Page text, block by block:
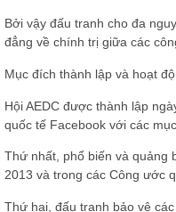
Bởi vậy đấu tranh cho đa
đẳng về chính trị giữa các
Mục đích thành lập và hoạt
Hội AEDC được thành lập
quốc tế Facebook với các
Thứ nhất, phổ biến và quảng
2013 và trong các Công ước
Thứ hai, đấu tranh bảo vệ